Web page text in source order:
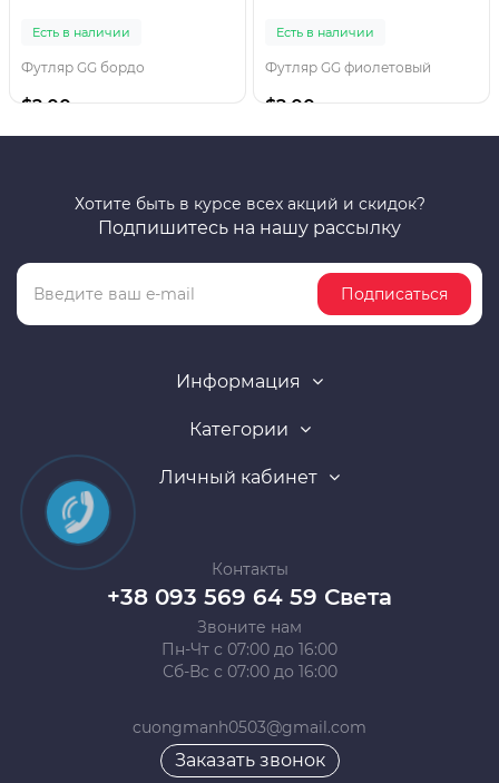
Есть в наличии
Футляр GG бордо
$2.00
Есть в наличии
Футляр GG фиолетовый
$2.00
Хотите быть в курсе всех акций и скидок?
Подпишитесь на нашу рассылку
Подписаться
Информация
Категории
Личный кабинет
Контакты
+38 093 569 64 59 Света
Звоните нам
Пн-Чт с 07:00 до 16:00
Сб-Вс с 07:00 до 16:00
cuongmanh0503@gmail.com
Заказать звонок